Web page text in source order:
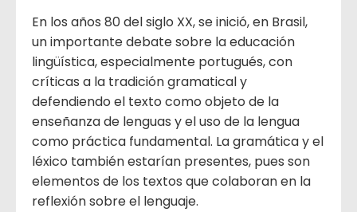
En los años 80 del siglo XX, se inició, en Brasil,
un importante debate sobre la educación
lingüística, especialmente portugués, con
críticas a la tradición gramatical y
defendiendo el texto como objeto de la
enseñanza de lenguas y el uso de la lengua
como práctica fundamental. La gramática y el
léxico también estarían presentes, pues son
elementos de los textos que colaboran en la
reflexión sobre el lenguaje.